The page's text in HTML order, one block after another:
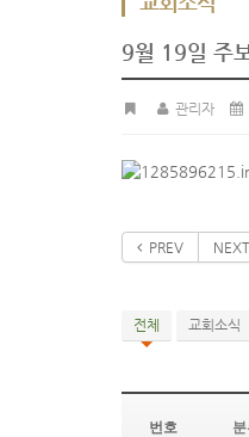
9월 19일 주
관리자
PREV NEXT
전체 교회소식
번호